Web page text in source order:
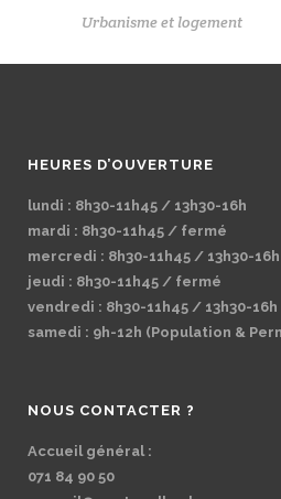
Urbanisme et logement
HEURES D’OUVERTURE
lundi : 8h30-11h45 / 13h30-16h
mardi : 8h30-11h45 / fermé
mercredi : 8h30-11h45 / 13h30-16h
jeudi : 8h30-11h45 / fermé
vendredi : 8h30-11h45 / 13h30-16h
samedi : 9h-12h (Population &
NOUS CONTACTER ?
Accueil général :
071 84 90 50